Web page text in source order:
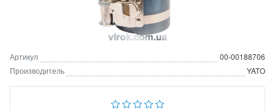
Артикул
00-00188706
Производитель
YATO